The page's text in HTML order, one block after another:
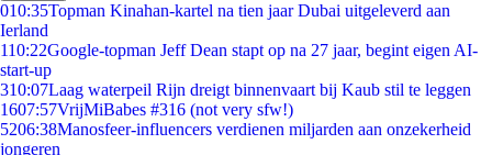
010:35Topman Kinahan-kartel na tien jaar Dubai uitgeleverd aan
Ierland
110:22Google-topman Jeff Dean stapt op na 27 jaar, begint eigen AI-
start-up
310:07Laag waterpeil Rijn dreigt binnenvaart bij Kaub stil te leggen
1607:57VrijMiBabes #316 (not very sfw!)
5206:38Manosfeer-influencers verdienen miljarden aan onzekerheid
jongeren